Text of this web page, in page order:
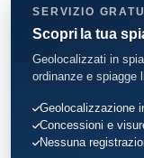
SERVIZIO
Scopri la tua
Geolocalizzati in
ordinanze e spiagge
Geolocalizzazione
Concessioni e
Nessuna